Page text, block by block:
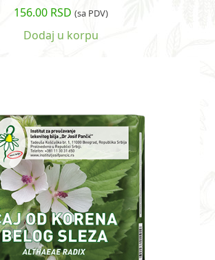
Ocenjeno
sa5.00od
156.00 RSD (sa PDV)
Dodaj u korpu